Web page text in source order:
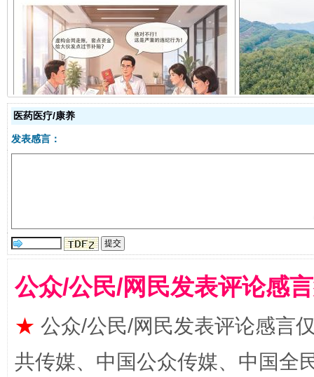
揭开“小金库”的免责幌子
受贿1.44亿！段成刚被判无期 从幼
医药医疗/康养
发表感言：
公众/公民/网民发表评论感
★ 公众/公民/网民发表评论感言
共传媒、中国公众传媒、中国全